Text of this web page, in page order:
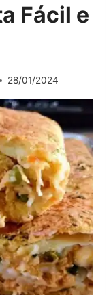
Fácil e
28/01/2024